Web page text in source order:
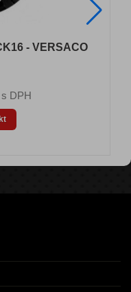
- VERSACO
DPH